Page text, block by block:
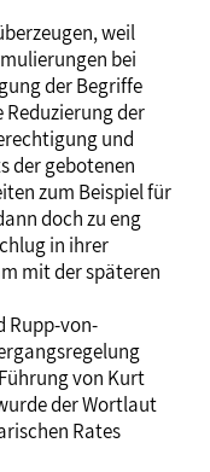
weil
bei
der Begriffe
der
und
der gebotenen
zum Beispiel für
doch zu eng
in ihrer
mit der späteren
Rupp-von-
von Kurt
der Wortlaut
Rates